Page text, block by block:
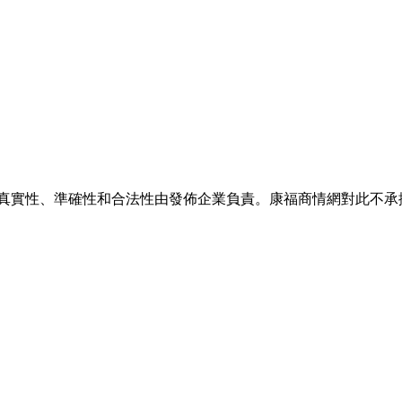
性、準確性和合法性由發佈企業負責。康福商情網對此不